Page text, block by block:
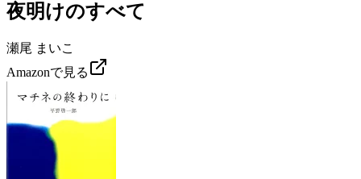
夜明けのすべて
瀬尾 まいこ
Amazonで見る